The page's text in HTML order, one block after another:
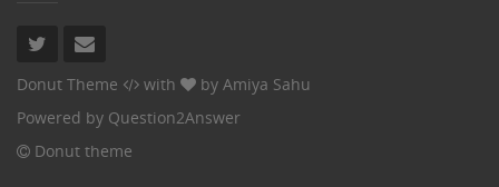
Donut Theme with by Amiya Sahu
Powered by Question2Answer
Donut theme